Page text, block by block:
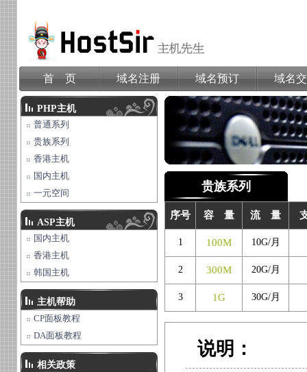
首 页 域名注册 域名预订 域名
PHP主机
普通系列
贵族系列
香港主机
国内主机
一元空间
ASP主机
国内主机
香港主机
韩国主机
主机帮助
CP面板教程
DA面板教程
相关政策
贵族系列
序号 容 量 流 量
1 100M 10G/月
2 300M 20G/月
3 1G 30G/月
说明：